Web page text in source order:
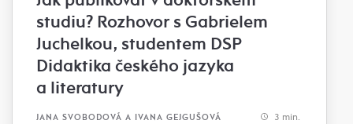
studiu? Rozhovor s Gabrielem
Juchelkou, studentem DSP
Didaktika českého jazyka
a literatury
JANA SVOBODOVÁ A IVANA GEJGUŠOVÁ 3 min.